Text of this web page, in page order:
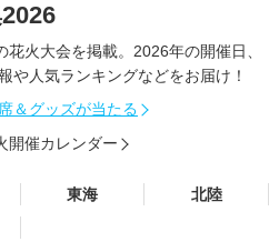
花火大会を掲載。2026年の開催日、
や人気ランキングなどをお届け！
＆グッズが当たる
開催カレンダー
東海
北陸